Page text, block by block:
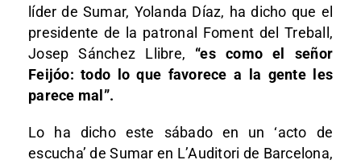
líder de Sumar, Yolanda Díaz, ha dicho que el
presidente de la patronal Foment del Treball,
Josep Sánchez Llibre, “es como el señor
Feijóo: todo lo que favorece a la gente les
parece mal”.
Lo ha dicho este sábado en un ‘acto de
escucha’ de Sumar en L’Auditori de Barcelona,